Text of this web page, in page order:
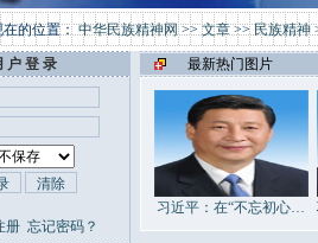
的位置：中华民族精神网>>文章>>民族精神
户 登 录
册 忘记密码？
最新热门图片
习近平：在“不忘初心…